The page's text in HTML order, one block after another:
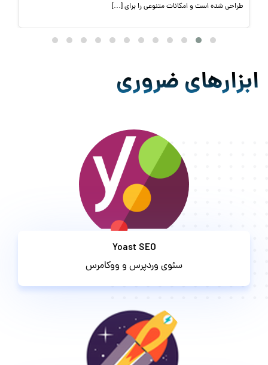
ابزارهای ضروری
Yoast SEO
سئوی وردپرس و ووکامرس